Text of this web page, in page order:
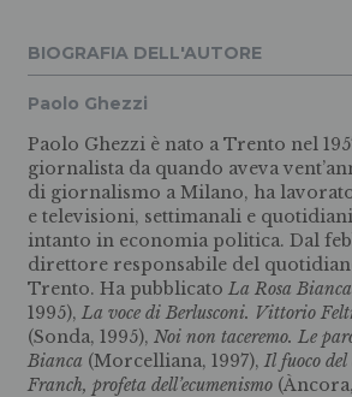
BIOGRAFIA DELL'AUTORE
Paolo Ghezzi
Paolo Ghezzi è nato a Trento nel
giornalista da quando aveva
di giornalismo a Milano, ha
e televisioni, settimanali e
intanto in economia politica. Dal
direttore responsabile del
Trento. Ha pubblicato La Rosa Bianca
1995), La voce di Berlusconi. Vittorio
(Sonda, 1995), Noi non taceremo. Le
Bianca (Morcelliana, 1997), Il fuoco
Franch, profeta dell’ecumenismo